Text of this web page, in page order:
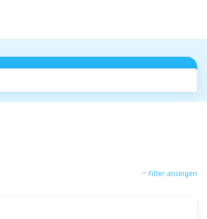
Filter anzeigen